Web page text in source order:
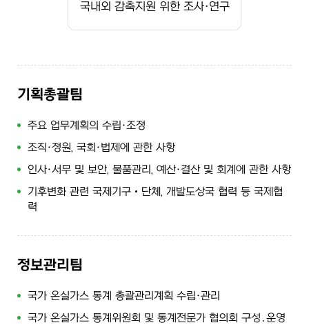
국내외 감축지원 위한 조사·연구
기획총괄팀
주요 업무계획의 수립·조정
조직·정원, 국회·법제에 관한 사항
인사·서무 및 보안, 물품관리, 예산·결산 및 회계에 관한 사항
기후변화 관련 국제기구‧단체, 개발도상국 협력 등 국제협
력
정보관리팀
국가 온실가스 통계 총괄관리계획 수립·관리
국가 온실가스 통계위원회 및 통계전문가 협의회 구성․운영